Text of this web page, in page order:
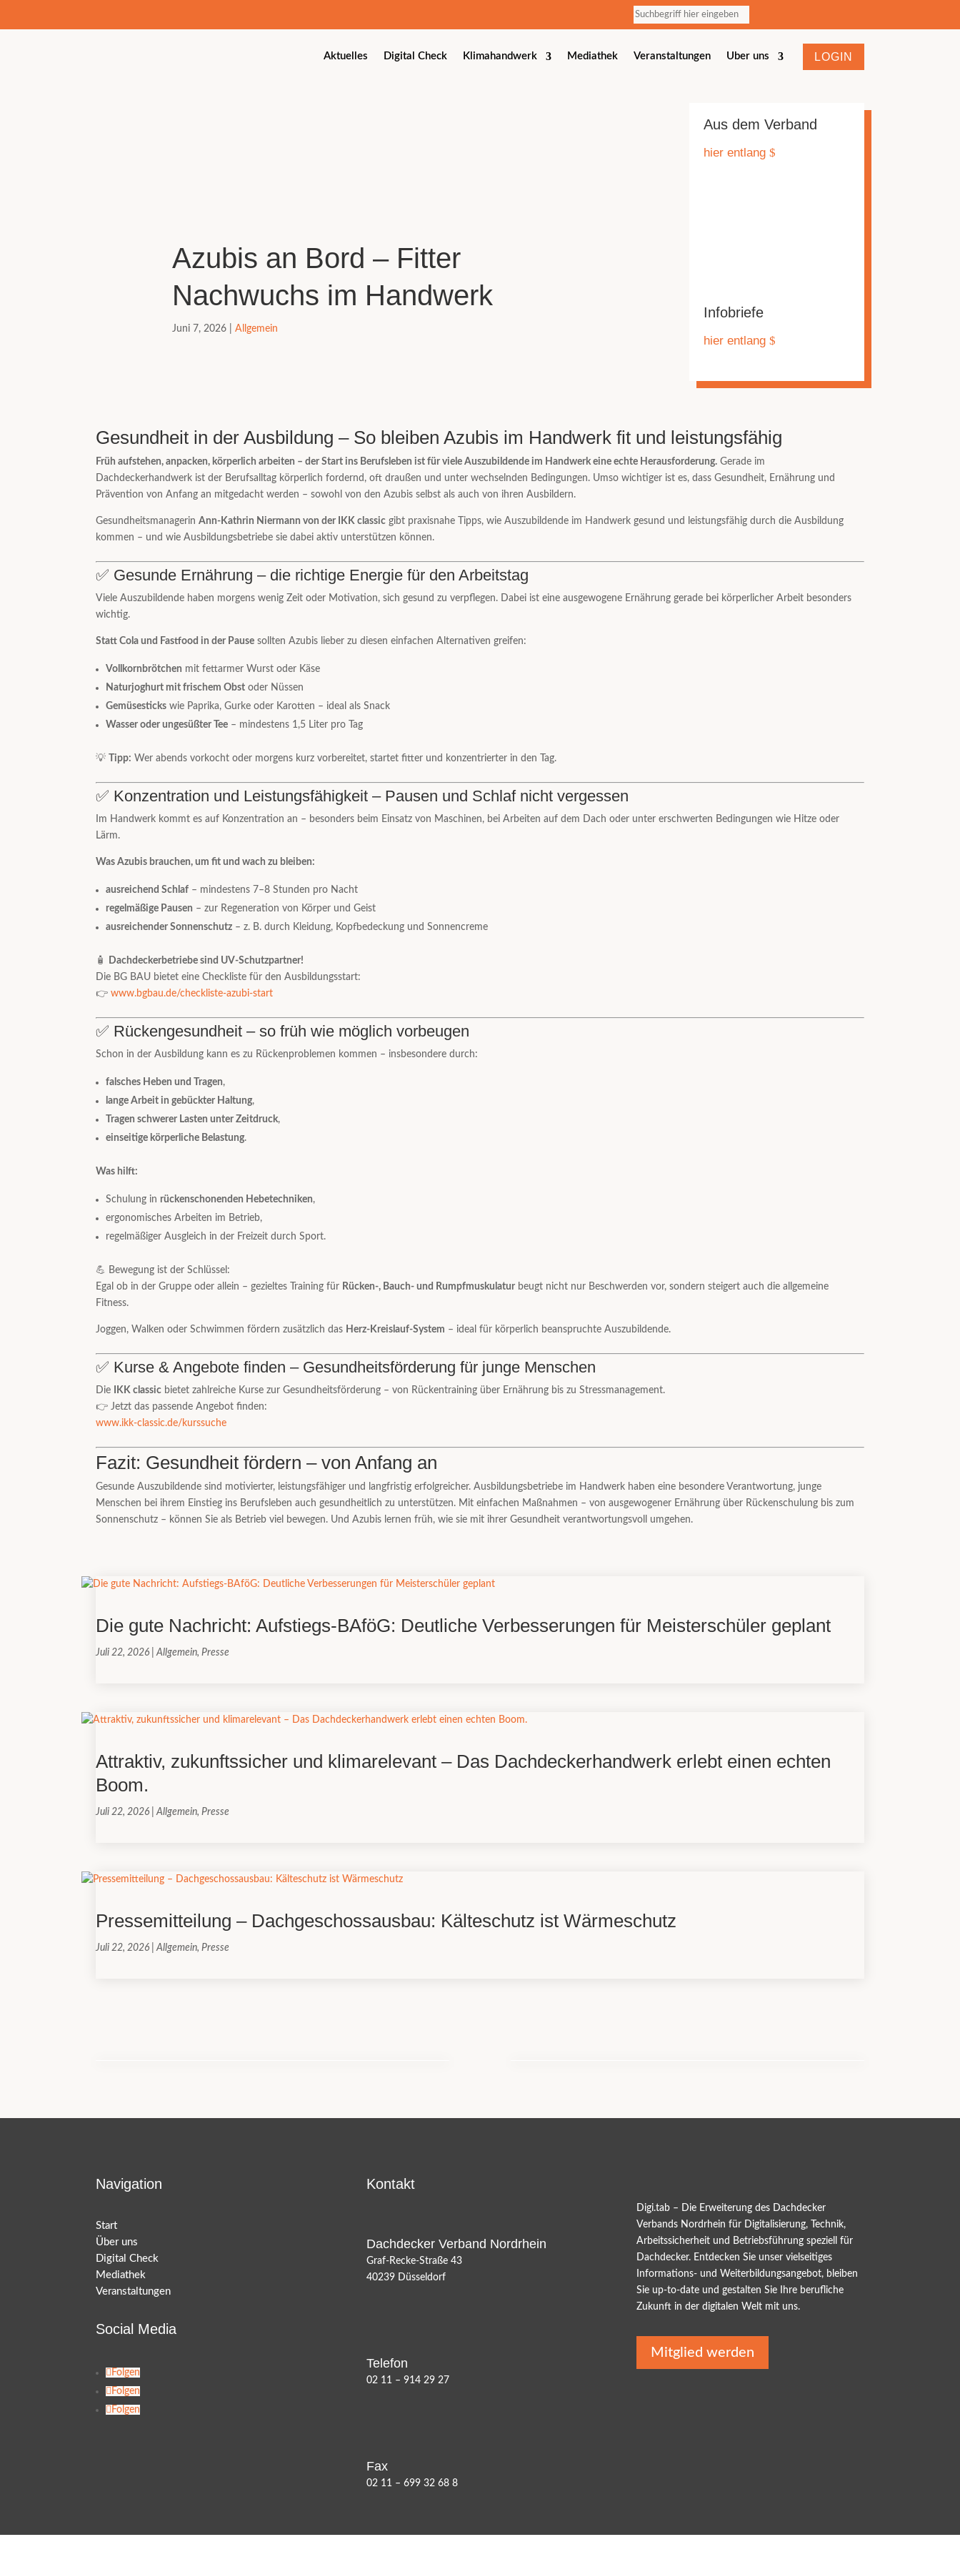
Aktuelles Digital Check Klimahandwerk Mediathek Veranstaltungen Über uns LOGIN
Azubis an Bord – Fitter
Nachwuchs im Handwerk
Juni 7, 2026 |Allgemein
Aus dem Verband
hier entlang
Infobriefe
hier entlang
Gesundheit in der Ausbildung – So bleiben Azubis im Handwerk fit und leistungsfähig
Früh aufstehen, anpacken, körperlich arbeiten – der Start ins Berufsleben ist für viele Auszubildende im Handwerk eine echte Herausforderung. Gerade im
Dachdeckerhandwerk ist der Berufsalltag körperlich fordernd, oft draußen und unter wechselnden Bedingungen. Umso wichtiger ist es, dass Gesundheit, Ernährung und
Prävention von Anfang an mitgedacht werden – sowohl von den Azubis selbst als auch von ihren Ausbildern.
GesundheitsmanagerinAnn-Kathrin Niermann von der IKK classic gibt praxisnahe Tipps, wie Auszubildende im Handwerk gesund und leistungsfähig durch die Ausbildung
kommen – und wie Ausbildungsbetriebe sie dabei aktiv unterstützen können.
✅ Gesunde Ernährung – die richtige Energie für den Arbeitstag
Viele Auszubildende haben morgens wenig Zeit oder Motivation, sich gesund zu verpflegen. Dabei ist eine ausgewogene Ernährung gerade bei körperlicher Arbeit besonders
wichtig.
Statt Cola und Fastfood in der Pause sollten Azubis lieber zu diesen einfachen Alternativen greifen:
Vollkornbrötchen mit fettarmer Wurst oder Käse
Naturjoghurt mit frischem Obst oder Nüssen
Gemüsesticks wie Paprika, Gurke oder Karotten – ideal als Snack
Wasser oder ungesüßter Tee – mindestens 1,5 Liter pro Tag
💡Tipp: Wer abends vorkocht oder morgens kurz vorbereitet, startet fitter und konzentrierter in den Tag.
✅ Konzentration und Leistungsfähigkeit – Pausen und Schlaf nicht vergessen
Im Handwerk kommt es auf Konzentration an – besonders beim Einsatz von Maschinen, bei Arbeiten auf dem Dach oder unter erschwerten Bedingungen wie Hitze oder
Lärm.
Was Azubis brauchen, um fit und wach zu bleiben:
ausreichend Schlaf – mindestens 7–8 Stunden pro Nacht
regelmäßige Pausen – zur Regeneration von Körper und Geist
ausreichender Sonnenschutz – z. B. durch Kleidung, Kopfbedeckung und Sonnencreme
🧴
Dachdeckerbetriebe sind UV-Schutzpartner!
Die BG BAU bietet eine Checkliste für den Ausbildungsstart:
👉www.bgbau.de/checkliste-azubi-start
✅ Rückengesundheit – so früh wie möglich vorbeugen
Schon in der Ausbildung kann es zu Rückenproblemen kommen – insbesondere durch:
falsches Heben und Tragen,
lange Arbeit in gebückter Haltung,
Tragen schwerer Lasten unter Zeitdruck,
einseitige körperliche Belastung.
Was hilft:
Schulung in rückenschonenden Hebetechniken,
ergonomisches Arbeiten im Betrieb,
regelmäßiger Ausgleich in der Freizeit durch Sport.
💪 Bewegung ist der Schlüssel:
Egal ob in der Gruppe oder allein – gezieltes Training für Rücken-, Bauch- und Rumpfmuskulatur beugt nicht nur Beschwerden vor, sondern steigert auch die allgemeine
Fitness.
Joggen, Walken oder Schwimmen fördern zusätzlich das Herz-Kreislauf-System – ideal für körperlich beanspruchte Auszubildende.
✅ Kurse & Angebote finden – Gesundheitsförderung für junge Menschen
Die IKK classic bietet zahlreiche Kurse zur Gesundheitsförderung – von Rückentraining über Ernährung bis zu Stressmanagement.
👉 Jetzt das passende Angebot finden:
www.ikk-classic.de/kurssuche
Fazit: Gesundheit fördern – von Anfang an
Gesunde Auszubildende sind motivierter, leistungsfähiger und langfristig erfolgreicher. Ausbildungsbetriebe im Handwerk haben eine besondere Verantwortung, junge
Menschen bei ihrem Einstieg ins Berufsleben auch gesundheitlich zu unterstützen. Mit einfachen Maßnahmen – von ausgewogener Ernährung über Rückenschulung bis zum
Sonnenschutz – können Sie als Betrieb viel bewegen. Und Azubis lernen früh, wie sie mit ihrer Gesundheit verantwortungsvoll umgehen.
Die gute Nachricht: Aufstiegs-BAföG: Deutliche Verbesserungen für Meisterschüler geplant
Juli 22, 2026 |Allgemein,Presse
Attraktiv, zukunftssicher und klimarelevant – Das Dachdeckerhandwerk erlebt einen echten
Boom.
Juli 22, 2026 |Allgemein,Presse
Pressemitteilung – Dachgeschossausbau: Kälteschutz ist Wärmeschutz
Juli 22, 2026 |Allgemein,Presse
Navigation
Start
Über uns
Digital Check
Mediathek
Veranstaltungen
Social Media
Folgen
Folgen
Folgen
Kontakt
Dachdecker Verband Nordrhein
Graf-Recke-Straße 43
40239 Düsseldorf
Telefon
02 11 – 914 29 27
Fax
02 11 – 699 32 68 8
Digi.tab – Die Erweiterung des Dachdecker
Verbands Nordrhein für Digitalisierung, Technik,
Arbeitssicherheit und Betriebsführung speziell für
Dachdecker. Entdecken Sie unser vielseitiges
Informations- und Weiterbildungsangebot, bleiben
Sie up-to-date und gestalten Sie Ihre berufliche
Zukunft in der digitalen Welt mit uns.
Mitglied werden